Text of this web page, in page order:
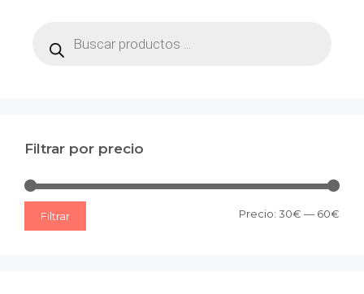
productos
Filtrar por precio
Filtrar Precio: 30€ — 60€